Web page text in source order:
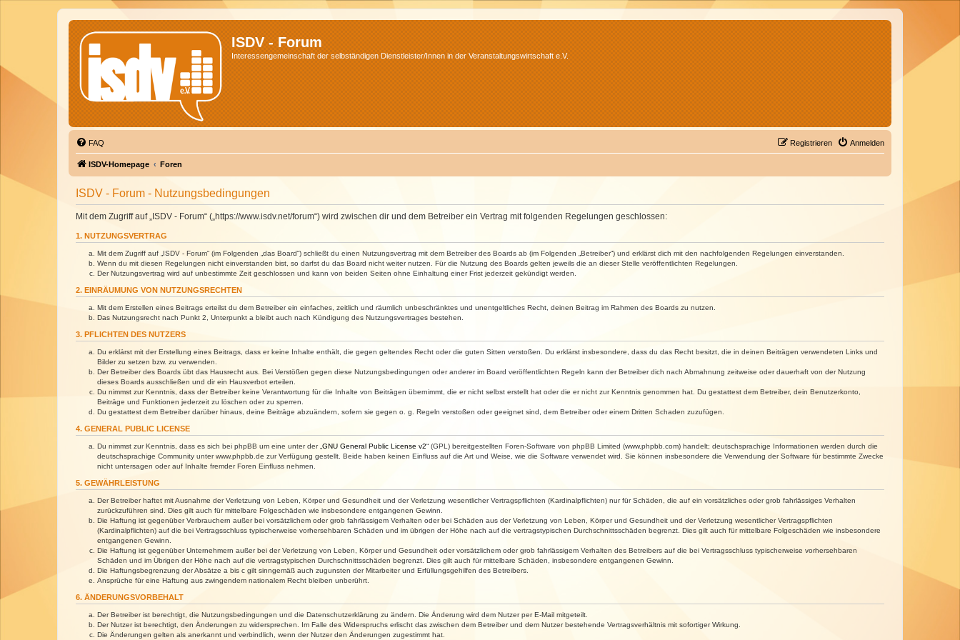
ISDV - Forum
Interessengemeinschaft der selbständigen Dienstleister/Innen in der Veranstaltungswirtschaft e.V.
FAQ Anmelden
Registrieren
ISDV-Homepage Foren
ISDV - Forum - Nutzungsbedingungen
Mit dem Zugriff auf „ISDV - Forum“ („https://www.isdv.net/forum“) wird zwischen dir und dem Betreiber ein Vertrag mit folgenden Regelungen geschlossen:
1. NUTZUNGSVERTRAG
Mit dem Zugriff auf „ISDV - Forum“ (im Folgenden „das Board“) schließt du einen Nutzungsvertrag mit dem Betreiber des Boards ab (im Folgenden „Betreiber“) und erklärst dich mit den nachfolgenden Regelungen einverstanden.
Wenn du mit diesen Regelungen nicht einverstanden bist, so darfst du das Board nicht weiter nutzen. Für die Nutzung des Boards gelten jeweils die an dieser Stelle veröffentlichten Regelungen.
Der Nutzungsvertrag wird auf unbestimmte Zeit geschlossen und kann von beiden Seiten ohne Einhaltung einer Frist jederzeit gekündigt werden.
2. EINRÄUMUNG VON NUTZUNGSRECHTEN
Mit dem Erstellen eines Beitrags erteilst du dem Betreiber ein einfaches, zeitlich und räumlich unbeschränktes und unentgeltliches Recht, deinen Beitrag im Rahmen des Boards zu nutzen.
Das Nutzungsrecht nach Punkt 2, Unterpunkt a bleibt auch nach Kündigung des Nutzungsvertrages bestehen.
3. PFLICHTEN DES NUTZERS
Du erklärst mit der Erstellung eines Beitrags, dass er keine Inhalte enthält, die gegen geltendes Recht oder die guten Sitten verstoßen. Du erklärst insbesondere, dass du das Recht besitzt, die in deinen Beiträgen verwendeten Links und
Bilder zu setzen bzw. zu verwenden.
Der Betreiber des Boards übt das Hausrecht aus. Bei Verstößen gegen diese Nutzungsbedingungen oder anderer im Board veröffentlichten Regeln kann der Betreiber dich nach Abmahnung zeitweise oder dauerhaft von der Nutzung
dieses Boards ausschließen und dir ein Hausverbot erteilen.
Du nimmst zur Kenntnis, dass der Betreiber keine Verantwortung für die Inhalte von Beiträgen übernimmt, die er nicht selbst erstellt hat oder die er nicht zur Kenntnis genommen hat. Du gestattest dem Betreiber, dein Benutzerkonto,
Beiträge und Funktionen jederzeit zu löschen oder zu sperren.
Du gestattest dem Betreiber darüber hinaus, deine Beiträge abzuändern, sofern sie gegen o. g. Regeln verstoßen oder geeignet sind, dem Betreiber oder einem Dritten Schaden zuzufügen.
4. GENERAL PUBLIC LICENSE
Du nimmst zur Kenntnis, dass es sich bei phpBB um eine unter der „ GNU General Public License v2“ (GPL) bereitgestellten Foren-Software von phpBB Limited (www.phpbb.com) handelt; deutschsprachige Informationen werden durch die
deutschsprachige Community unter www.phpbb.de zur Verfügung gestellt. Beide haben keinen Einfluss auf die Art und Weise, wie die Software verwendet wird. Sie können insbesondere die Verwendung der Software für bestimmte Zwecke
nicht untersagen oder auf Inhalte fremder Foren Einfluss nehmen.
5. GEWÄHRLEISTUNG
Der Betreiber haftet mit Ausnahme der Verletzung von Leben, Körper und Gesundheit und der Verletzung wesentlicher Vertragspflichten (Kardinalpflichten) nur für Schäden, die auf ein vorsätzliches oder grob fahrlässiges Verhalten
zurückzuführen sind. Dies gilt auch für mittelbare Folgeschäden wie insbesondere entgangenen Gewinn.
Die Haftung ist gegenüber Verbrauchern außer bei vorsätzlichem oder grob fahrlässigem Verhalten oder bei Schäden aus der Verletzung von Leben, Körper und Gesundheit und der Verletzung wesentlicher Vertragspflichten
(Kardinalpflichten) auf die bei Vertragsschluss typischerweise vorhersehbaren Schäden und im übrigen der Höhe nach auf die vertragstypischen Durchschnittsschäden begrenzt. Dies gilt auch für mittelbare Folgeschäden wie insbesondere
entgangenen Gewinn.
Die Haftung ist gegenüber Unternehmern außer bei der Verletzung von Leben, Körper und Gesundheit oder vorsätzlichem oder grob fahrlässigem Verhalten des Betreibers auf die bei Vertragsschluss typischerweise vorhersehbaren
Schäden und im Übrigen der Höhe nach auf die vertragstypischen Durchschnittsschäden begrenzt. Dies gilt auch für mittelbare Schäden, insbesondere entgangenen Gewinn.
Die Haftungsbegrenzung der Absätze a bis c gilt sinngemäß auch zugunsten der Mitarbeiter und Erfüllungsgehilfen des Betreibers.
Ansprüche für eine Haftung aus zwingendem nationalem Recht bleiben unberührt.
6. ÄNDERUNGSVORBEHALT
Der Betreiber ist berechtigt, die Nutzungsbedingungen und die Datenschutzerklärung zu ändern. Die Änderung wird dem Nutzer per E-Mail mitgeteilt.
Der Nutzer ist berechtigt, den Änderungen zu widersprechen. Im Falle des Widerspruchs erlischt das zwischen dem Betreiber und dem Nutzer bestehende Vertragsverhältnis mit sofortiger Wirkung.
Die Änderungen gelten als anerkannt und verbindlich, wenn der Nutzer den Änderungen zugestimmt hat.